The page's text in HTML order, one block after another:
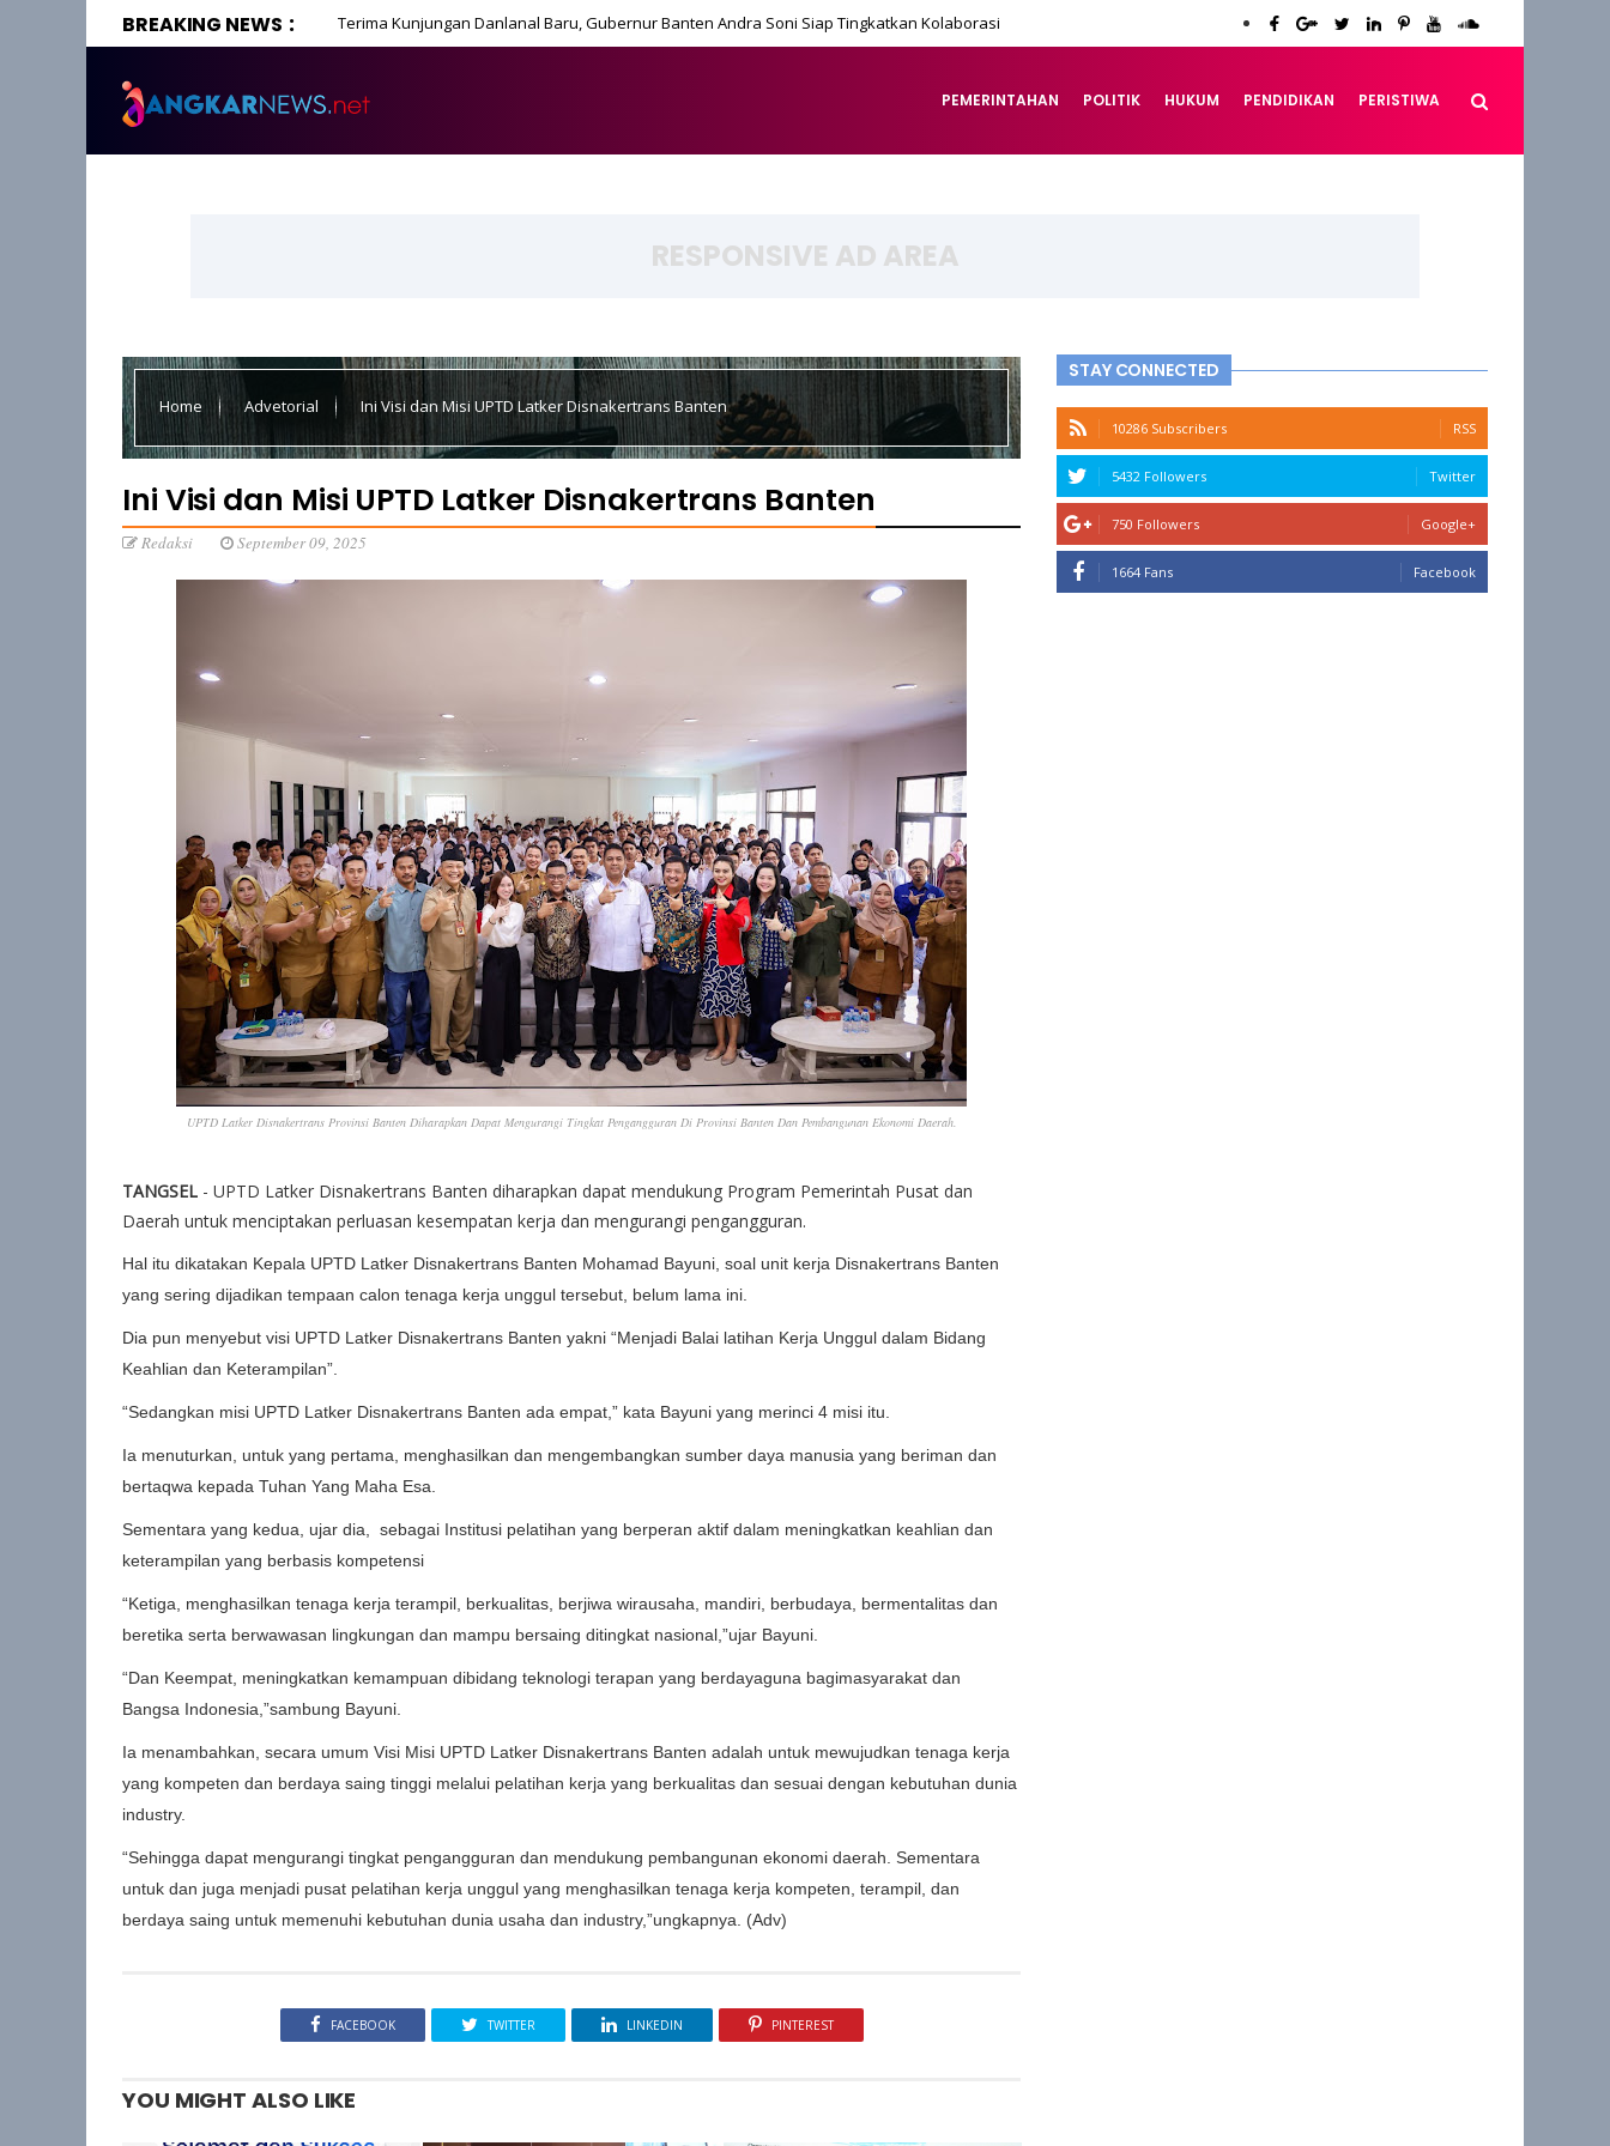
BREAKING NEWS Terima Kunjungan Danlanal Baru, Gubernur Banten Andra Soni Siap Tingkatkan Kolaborasi
PEMERINTAHAN POLITIK HUKUM PENDIDIKAN PERISTIWA
RESPONSIVE AD AREA
Home Advetorial Ini Visi dan Misi UPTD Latker Disnakertrans Banten
Ini Visi dan Misi UPTD Latker Disnakertrans Banten
Redaksi September 09, 2025
UPTD Latker Disnakertrans Provinsi Banten Diharapkan Dapat Mengurangi Tingkat Pengangguran Di Provinsi Banten Dan Pembangunan Ekonomi Daerah.
TANGSEL - UPTD Latker Disnakertrans Banten diharapkan dapat mendukung Program Pemerintah Pusat dan
Daerah untuk menciptakan perluasan kesempatan kerja dan mengurangi pengangguran.
Hal itu dikatakan Kepala UPTD Latker Disnakertrans Banten Mohamad Bayuni, soal unit kerja Disnakertrans Banten
yang sering dijadikan tempaan calon tenaga kerja unggul tersebut, belum lama ini.
Dia pun menyebut visi UPTD Latker Disnakertrans Banten yakni “Menjadi Balai latihan Kerja Unggul dalam Bidang
Keahlian dan Keterampilan”.
“Sedangkan misi UPTD Latker Disnakertrans Banten ada empat,” kata Bayuni yang merinci 4 misi itu.
Ia menuturkan, untuk yang pertama, menghasilkan dan mengembangkan sumber daya manusia yang beriman dan
bertaqwa kepada Tuhan Yang Maha Esa.
Sementara yang kedua, ujar dia, sebagai Institusi pelatihan yang berperan aktif dalam meningkatkan keahlian dan
keterampilan yang berbasis kompetensi
“Ketiga, menghasilkan tenaga kerja terampil, berkualitas, berjiwa wirausaha, mandiri, berbudaya, bermentalitas dan
beretika serta berwawasan lingkungan dan mampu bersaing ditingkat nasional,”ujar Bayuni.
“Dan Keempat, meningkatkan kemampuan dibidang teknologi terapan yang berdayaguna bagimasyarakat dan
Bangsa Indonesia,”sambung Bayuni.
Ia menambahkan, secara umum Visi Misi UPTD Latker Disnakertrans Banten adalah untuk mewujudkan tenaga kerja
yang kompeten dan berdaya saing tinggi melalui pelatihan kerja yang berkualitas dan sesuai dengan kebutuhan dunia
industry.
“Sehingga dapat mengurangi tingkat pengangguran dan mendukung pembangunan ekonomi daerah. Sementara
untuk dan juga menjadi pusat pelatihan kerja unggul yang menghasilkan tenaga kerja kompeten, terampil, dan
berdaya saing untuk memenuhi kebutuhan dunia usaha dan industry,”ungkapnya. (Adv)
FACEBOOK TWITTER LINKEDIN PINTEREST
YOU MIGHT ALSO LIKE
STAY CONNECTED
10286 Subscribers RSS
5432 Followers Twitter
750 Followers Google+
1664 Fans Facebook